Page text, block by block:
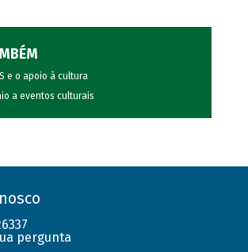
e o apoio à cultura
a eventos culturais
pergunta